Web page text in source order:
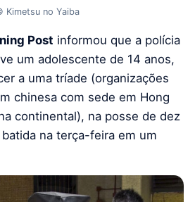
Kimetsu no Yaiba
Post informou que a polícia
um adolescente de 14 anos,
a uma tríade (organizações
chinesa com sede em Hong
continental), na posse ​​de dez
na terça-feira em um